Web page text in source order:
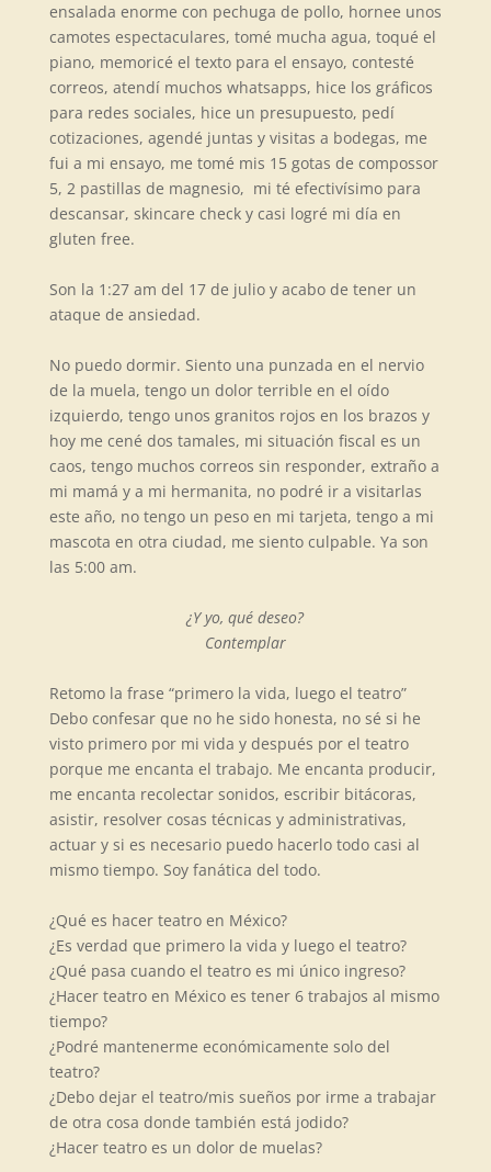
ensalada enorme con pechuga de pollo, hornee unos
camotes espectaculares, tomé mucha agua, toqué el
piano, memoricé el texto para el ensayo, contesté
correos, atendí muchos whatsapps, hice los gráficos
para redes sociales, hice un presupuesto, pedí
cotizaciones, agendé juntas y visitas a bodegas, me
fui a mi ensayo, me tomé mis 15 gotas de compossor
5, 2 pastillas de magnesio, mi té efectivísimo para
descansar, skincare check y casi logré mi día en
gluten free.
Son la 1:27 am del 17 de julio y acabo de tener un
ataque de ansiedad.
No puedo dormir. Siento una punzada en el nervio
de la muela, tengo un dolor terrible en el oído
izquierdo, tengo unos granitos rojos en los brazos y
hoy me cené dos tamales, mi situación fiscal es un
caos, tengo muchos correos sin responder, extraño a
mi mamá y a mi hermanita, no podré ir a visitarlas
este año, no tengo un peso en mi tarjeta, tengo a mi
mascota en otra ciudad, me siento culpable. Ya son
las 5:00 am.
¿Y yo, quédeseo?
Contemplar
Retomo la frase “primero la vida, luego el teatro”
Debo confesar que no he sido honesta, no sé si he
visto primero por mi vida y después por el teatro
porque me encanta el trabajo. Me encanta producir,
me encanta recolectar sonidos, escribir bitácoras,
asistir, resolver cosas técnicas y administrativas,
actuar y si es necesario puedo hacerlo todo casi al
mismo tiempo. Soy fanática del todo.
¿Qué es hacer teatro en México?
¿Es verdad que primero la vida y luego el teatro?
¿Qué pasa cuando el teatro es mi único ingreso?
¿Hacer teatro en México es tener 6 trabajos al mismo
tiempo?
¿Podré mantenerme económicamente solo del
teatro?
¿Debo dejar el teatro/mis sueños por irme a trabajar
de otra cosa donde también está jodido?
¿Hacer teatro es un dolor de muelas?